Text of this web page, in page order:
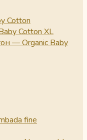
Cotton
Cotton XL
— Organic Baby
fine